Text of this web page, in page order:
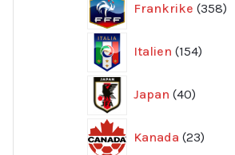
Frankrike 358
Italien 154
Japan 40
Kanada 23